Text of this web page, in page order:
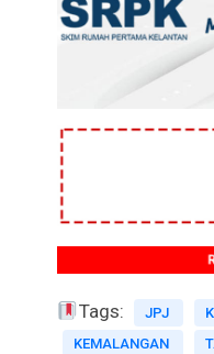
Tags: JPJ
KEMALANGAN